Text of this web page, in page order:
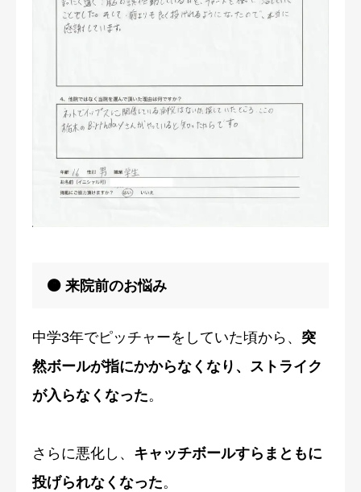
🟠 来院前のお悩み
中学3年でピッチャーをしていた頃から、 突
然ボールが指にかからなくなり、ストライク
が入らなくなった。
さらに悪化し、 キャッチボールすらまともに
投げられなくなった。